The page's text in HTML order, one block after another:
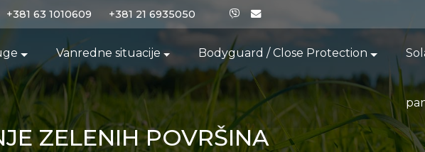
+381 63 1010609 +381 21 6935050
Vanredne situacije Bodyguard / Close Protection
ZELENIH POVRŠINA